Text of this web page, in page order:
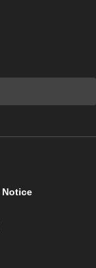
Notice